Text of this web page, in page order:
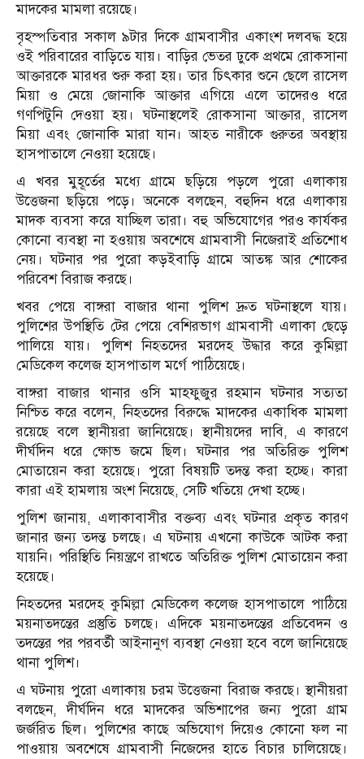
মাদকের মামলা রয়েছে।
বৃহস্পতিবার সকাল ৯টার দিকে গ্রামবাসীর একাংশ দলবদ্ধ হয়ে
ওই পরিবারের বাড়িতে যায়। বাড়ির ভেতর ঢুকে প্রথমে রোকসানা
আক্তারকে মারধর শুরু করা হয়। তার চিৎকার শুনে ছেলে রাসেল
মিয়া ও মেয়ে জোনাকি আক্তার এগিয়ে এলে তাদেরও ধরে
গণপিটুনি দেওয়া হয়। ঘটনাস্থলেই রোকসানা আক্তার, রাসেল
মিয়া এবং জোনাকি মারা যান। আহত নারীকে গুরুতর অবস্থায়
হাসপাতালে নেওয়া হয়েছে।
এ খবর মুহূর্তের মধ্যে গ্রামে ছড়িয়ে পড়লে পুরো এলাকায়
উত্তেজনা ছড়িয়ে পড়ে। অনেকে বলছেন, বহুদিন ধরে এলাকায়
মাদক ব্যবসা করে যাচ্ছিল তারা। বহু অভিযোগের পরও কার্যকর
কোনো ব্যবস্থা না হওয়ায় অবশেষে গ্রামবাসী নিজেরাই প্রতিশোধ
নেয়। ঘটনার পর পুরো কড়ইবাড়ি গ্রামে আতঙ্ক আর শোকের
পরিবেশ বিরাজ করছে।
খবর পেয়ে বাঙ্গরা বাজার থানা পুলিশ দ্রুত ঘটনাস্থলে যায়।
পুলিশের উপস্থিতি টের পেয়ে বেশিরভাগ গ্রামবাসী এলাকা ছেড়ে
পালিয়ে যায়। পুলিশ নিহতদের মরদেহ উদ্ধার করে কুমিল্লা
মেডিকেল কলেজ হাসপাতাল মর্গে পাঠিয়েছে।
বাঙ্গরা বাজার থানার ওসি মাহফুজুর রহমান ঘটনার সত্যতা
নিশ্চিত করে বলেন, নিহতদের বিরুদ্ধে মাদকের একাধিক মামলা
রয়েছে বলে স্থানীয়রা জানিয়েছে। স্থানীয়দের দাবি, এ কারণে
দীর্ঘদিন ধরে ক্ষোভ জমে ছিল। ঘটনার পর অতিরিক্ত পুলিশ
মোতায়েন করা হয়েছে। পুরো বিষয়টি তদন্ত করা হচ্ছে। কারা
কারা এই হামলায় অংশ নিয়েছে, সেটি খতিয়ে দেখা হচ্ছে।
পুলিশ জানায়, এলাকাবাসীর বক্তব্য এবং ঘটনার প্রকৃত কারণ
জানার জন্য তদন্ত চলছে। এ ঘটনায় এখনো কাউকে আটক করা
যায়নি। পরিস্থিতি নিয়ন্ত্রণে রাখতে অতিরিক্ত পুলিশ মোতায়েন করা
হয়েছে।
নিহতদের মরদেহ কুমিল্লা মেডিকেল কলেজ হাসপাতালে পাঠিয়ে
ময়নাতদন্তের প্রস্তুতি চলছে। এদিকে ময়নাতদন্তের প্রতিবেদন ও
তদন্তের পর পরবর্তী আইনানুগ ব্যবস্থা নেওয়া হবে বলে জানিয়েছে
থানা পুলিশ।
এ ঘটনায় পুরো এলাকায় চরম উত্তেজনা বিরাজ করছে। স্থানীয়রা
বলছেন, দীর্ঘদিন ধরে মাদকের অভিশাপের জন্য পুরো গ্রাম
জর্জরিত ছিল। পুলিশের কাছে অভিযোগ দিয়েও কোনো ফল না
পাওয়ায় অবশেষে গ্রামবাসী নিজেদের হাতে বিচার চালিয়েছে।